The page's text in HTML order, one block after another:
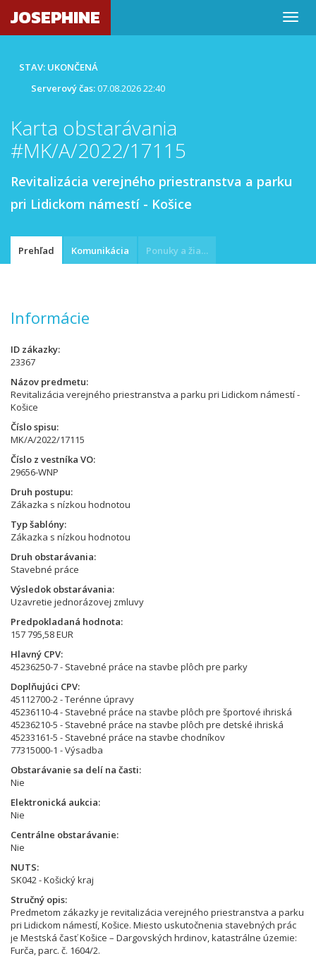
JOSEPHINE
STAV: UKONČENÁ
Serverový čas:07.08.2026 22:40
Karta obstarávania
#MK/A/2022/17115
Revitalizácia verejného priestranstva a parku
pri Lidickom námestí - Košice
Prehľad Komunikácia Ponuky a žiadosti
Informácie
ID zákazky
23367
Názov predmetu
Revitalizácia verejného priestranstva a parku pri Lidickom námestí -
Košice
Číslo spisu
MK/A/2022/17115
Číslo z vestníka VO
29656-WNP
Druh postupu
Zákazka s nízkou hodnotou
Typ šablóny
Zákazka s nízkou hodnotou
Druh obstarávania
Stavebné práce
Výsledok obstarávania
Uzavretie jednorázovej zmluvy
Predpokladaná hodnota
157 795,58 EUR
Hlavný CPV
45236250-7 - Stavebné práce na stavbe plôch pre parky
Doplňujúci CPV
45112700-2 - Terénne úpravy
45236110-4 - Stavebné práce na stavbe plôch pre športové ihriská
45236210-5 - Stavebné práce na stavbe plôch pre detské ihriská
45233161-5 - Stavebné práce na stavbe chodníkov
77315000-1 - Výsadba
Obstarávanie sa delí na časti
Nie
Elektronická aukcia
Nie
Centrálne obstarávanie
Nie
NUTS
SK042 - Košický kraj
Stručný opis
Predmetom zákazky je revitalizácia verejného priestranstva a parku
pri Lidickom námestí, Košice. Miesto uskutočnenia stavebných prác
je Mestská časť Košice – Dargovských hrdinov, katastrálne územie:
Furča, parc. č. 1604/2.